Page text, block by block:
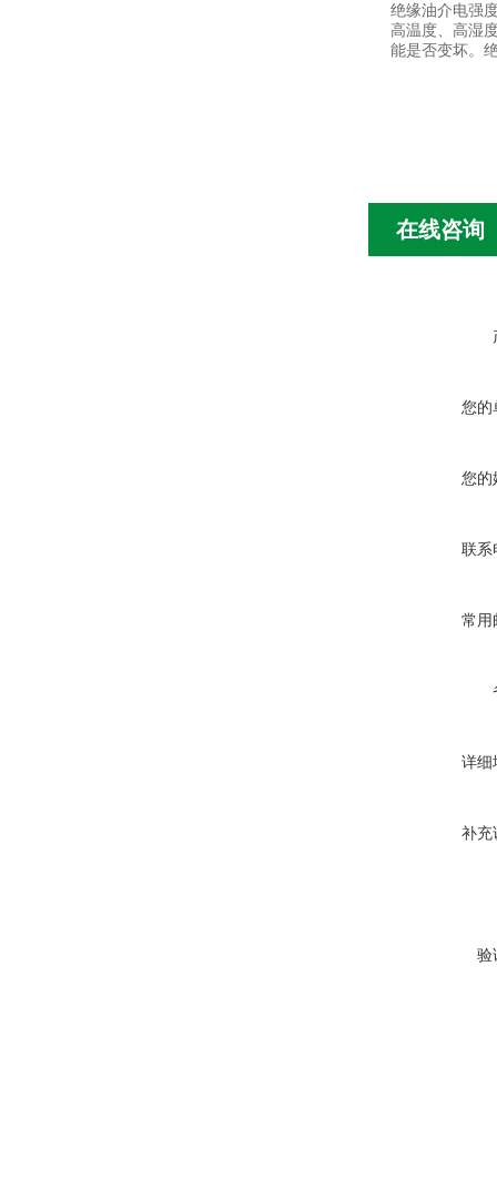
绝缘油介电强
高温度、高湿
能是否变坏。
在线咨询
您的
您的
联系
常用
详细
补充
验